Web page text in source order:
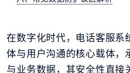
在数字化时代，电话客服系
体与用户沟通的核心载体，
与业务数据，其安全性直接